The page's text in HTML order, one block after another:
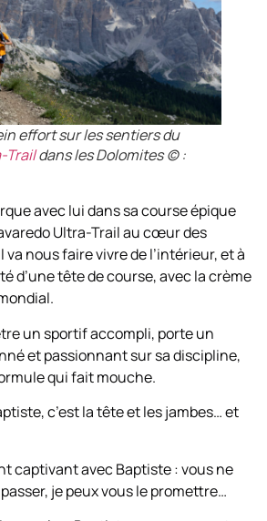
effort sur les sentiers du
Traildans les Dolomites (c) :
avec lui dans sa course épique
Ultra-Trail au cœur des
va nous faire vivre de l’intérieur, et à
d’une tête de course, avec la crème
un sportif accompli, porte un
et passionnant sur sa discipline,
qui fait mouche.
c’est la tête et les jambes… et
captivant avec Baptiste : vous ne
je peux vous le promettre…